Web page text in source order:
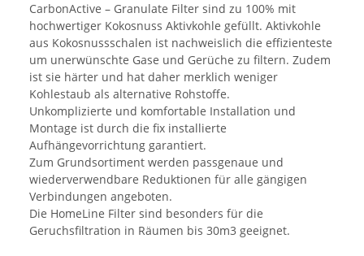
CarbonActive – Granulate Filter sind zu 100% mit
hochwertiger Kokosnuss Aktivkohle gefüllt. Aktivkohle
aus Kokosnussschalen ist nachweislich die effizienteste
um unerwünschte Gase und Gerüche zu filtern. Zudem
ist sie härter und hat daher merklich weniger
Kohlestaub als alternative Rohstoffe.
Unkomplizierte und komfortable Installation und
Montage ist durch die fix installierte
Aufhängevorrichtung garantiert.
Zum Grundsortiment werden passgenaue und
wiederverwendbare Reduktionen für alle gängigen
Verbindungen angeboten.
Die HomeLine Filter sind besonders für die
Geruchsfiltration in Räumen bis 30m3 geeignet.